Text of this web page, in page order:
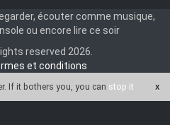
écouter comme musique,
ou encore lire ce soir
reserved 2026.
et conditions
. If it bothers you, you can stop it x